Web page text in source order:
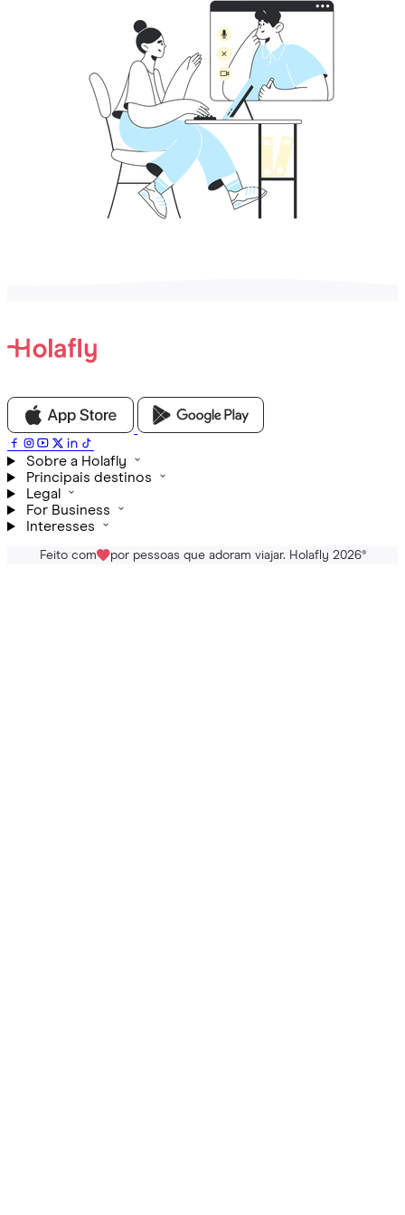
Sobre a Holafly
Principais destinos
Legal
For Business
Interesses
Feito com por pessoas que adoram viajar. Holafly 2026®